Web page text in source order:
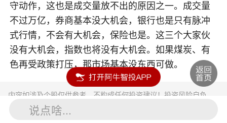
守动作，这也是成交量放不出的原因之一。成交量
不过万亿，券商基本没大机会，银行也是只有脉冲
式行情，不会有大机会，保险也是。这三个大家伙
没有大机会，指数也将没有大机会。如果煤炭、有
色再受政策打压，那市场基本没东西可做。
内容如涉及个股仅供参考，不构成任何投资建议！投资风险自负。
投资有风险，入市须谨慎。
说点啥...